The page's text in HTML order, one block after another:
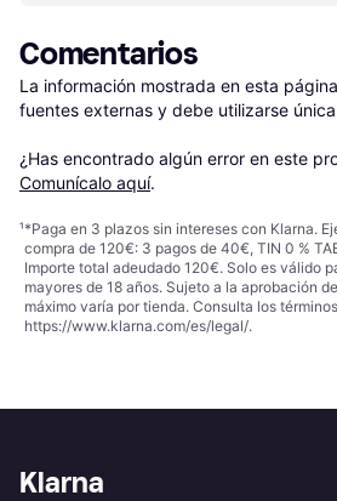
Comentarios
La información mostrada en esta
fuentes externas y debe utilizarse
¿Has encontrado algún error en este
Comunícalo aquí.
¹*Paga en 3 plazos sin intereses con Klarna.
compra de 120€: 3 pagos de 40€, TIN 0 %
Importe total adeudado 120€. Solo es válido
mayores de 18 años. Sujeto a la aprobación
máximo varía por tienda. Consulta los
https://www.klarna.com/es/legal/.
Klarna